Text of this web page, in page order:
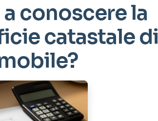
conoscere la
catastale di